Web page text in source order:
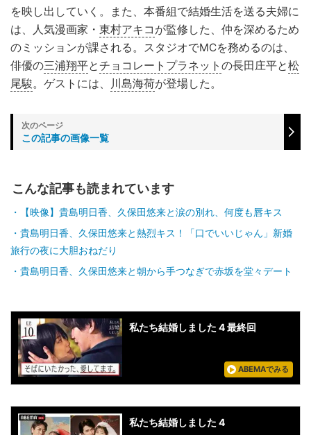
を映し出していく。また、本番組で結婚生活を送る夫婦に
は、人気漫画家・ 東村アキコ が監修した、仲を深めるため
のミッションが課される。スタジオでMCを務めるのは、
俳優の三浦翔平とチョコレートプラネット の長田庄平と松
尾駿。ゲストには、 川島海荷が登場した。
この記事の画像一覧
こんな記事も読まれています
【映像】貴島明日香、久保田悠来と涙の別れ、何度も唇キス
貴島明日香、久保田悠来と熱烈キス！「口でいいじゃん」新婚
旅行の夜に大胆おねだり
貴島明日香、久保田悠来と朝から手つなぎで赤坂を堂々デート
私たち結婚しました 4 最終回
ABEMAでみる
私たち結婚しました 4